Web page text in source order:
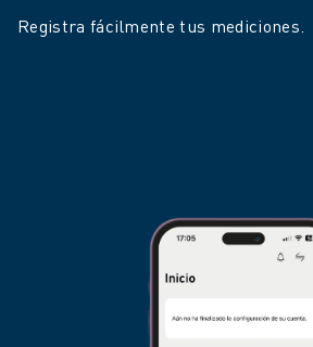
Registra fácilmente tus mediciones.